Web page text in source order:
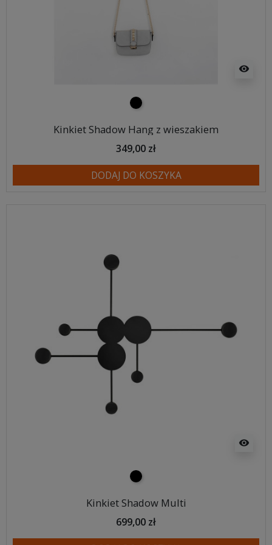
visibility
czarny
Kinkiet Shadow Hang z wieszakiem
349,00 zł
DODAJ DO KOSZYKA
visibility
czarny
Kinkiet Shadow Multi
699,00 zł